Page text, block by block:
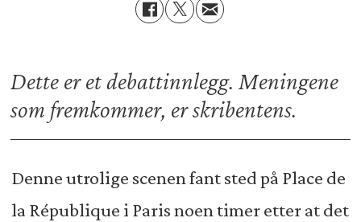
Dette er et debattinnlegg. Meningene
som fremkommer, er skribentens.
Denne utrolige scenen fant sted på Place de
la République i Paris noen timer etter at det